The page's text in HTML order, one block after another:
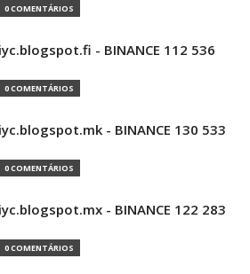
0 COMENTÁRIOS
- BINANCE 112 536
0 COMENTÁRIOS
- BINANCE 130 533
0 COMENTÁRIOS
- BINANCE 122 283
0 COMENTÁRIOS